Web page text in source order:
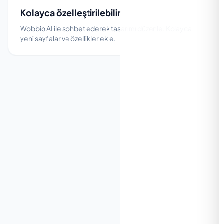
Kolayca özelleştirilebilir
Wobbio AI ile sohbet ederek tasarımı düzenle. Kolayca
yeni sayfalar ve özellikler ekle.